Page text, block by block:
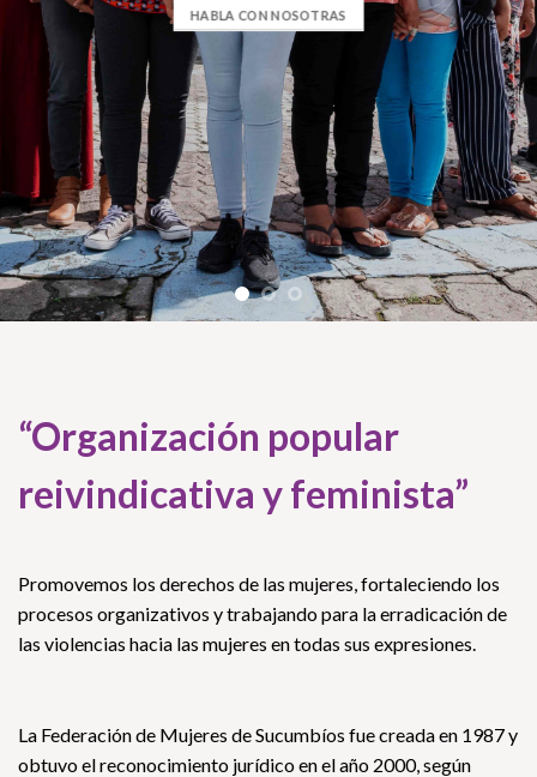
HABLA CON NOSOTRAS
“Organización popular
reivindicativa y feminista”
Promovemos los derechos de las mujeres, fortaleciendo los
procesos organizativos y trabajando para la erradicación de
las violencias hacia las mujeres en todas sus expresiones.
La Federación de Mujeres de Sucumbíos fue creada en 1987 y
obtuvo el reconocimiento jurídico en el año 2000, según